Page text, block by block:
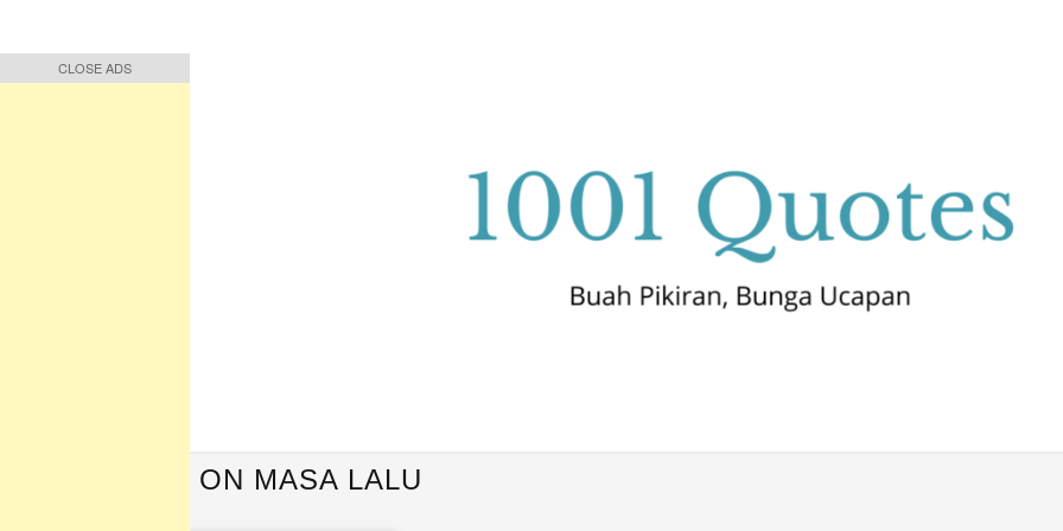
Quote Hari Puisi
QUOTES ON MASA LALU
CLOSE ADS
CLOSE ADS